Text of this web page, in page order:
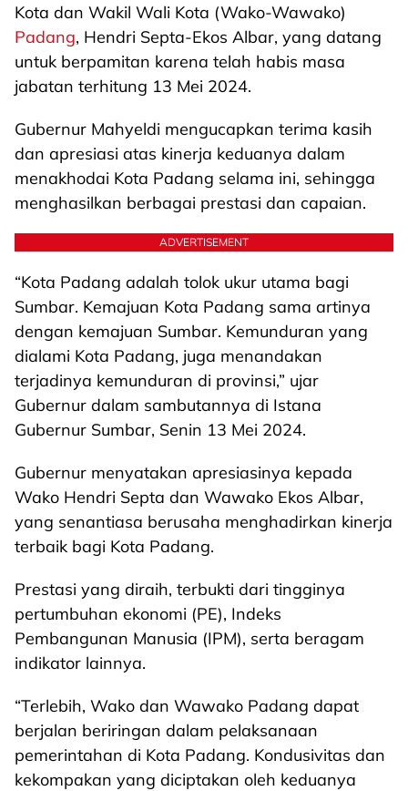
Kota dan Wakil Wali Kota (Wako-Wawako)
Padang, Hendri Septa-Ekos Albar, yang datang
untuk berpamitan karena telah habis masa
jabatan terhitung 13 Mei 2024.
Gubernur Mahyeldi mengucapkan terima kasih
dan apresiasi atas kinerja keduanya dalam
menakhodai Kota Padang selama ini, sehingga
menghasilkan berbagai prestasi dan capaian.
ADVERTISEMENT
“Kota Padang adalah tolok ukur utama bagi
Sumbar. Kemajuan Kota Padang sama artinya
dengan kemajuan Sumbar. Kemunduran yang
dialami Kota Padang, juga menandakan
terjadinya kemunduran di provinsi,” ujar
Gubernur dalam sambutannya di Istana
Gubernur Sumbar, Senin 13 Mei 2024.
Gubernur menyatakan apresiasinya kepada
Wako Hendri Septa dan Wawako Ekos Albar,
yang senantiasa berusaha menghadirkan kinerja
terbaik bagi Kota Padang.
Prestasi yang diraih, terbukti dari tingginya
pertumbuhan ekonomi (PE), Indeks
Pembangunan Manusia (IPM), serta beragam
indikator lainnya.
“Terlebih, Wako dan Wawako Padang dapat
berjalan beriringan dalam pelaksanaan
pemerintahan di Kota Padang. Kondusivitas dan
kekompakan yang diciptakan oleh keduanya